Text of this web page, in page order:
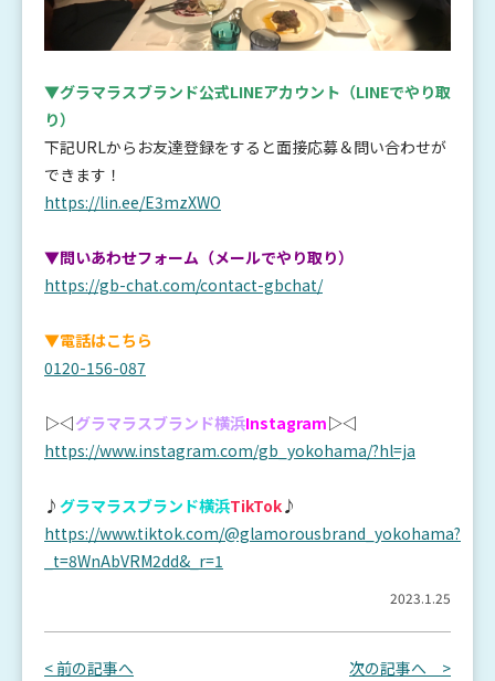
▼グラマラスブランド公式LINEアカウント （LINEでやり取
り）
下記URLからお友達登録をすると面接応募＆問い合わせが
できます！
https://lin.ee/E3mzXWO
▼問いあわせフォーム（メールでやり取り）
https://gb-chat.com/contact-gbchat/
▼電話はこちら
0120-156-087
▷◁グラマラスブランド横浜Instagram▷◁
https://www.instagram.com/gb_yokohama/?hl=ja
♪ グラマラスブランド横浜TikTok♪
https://www.tiktok.com/@glamorousbrand_yokohama?
_t=8WnAbVRM2dd&_r=1
2023.1.25
< 前の記事へ 次の記事へ >